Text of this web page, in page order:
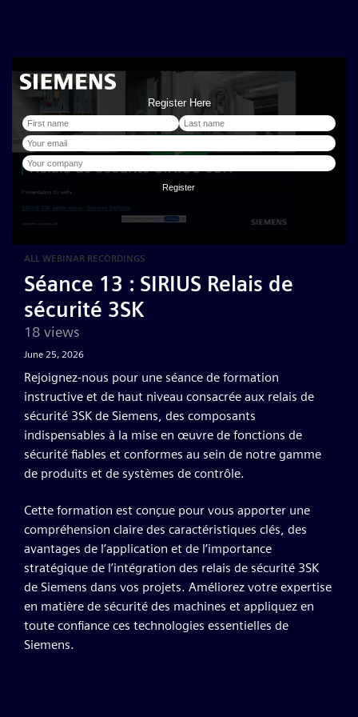
ALL WEBINAR RECORDINGS
Séance 13 : SIRIUS Relais de
sécurité 3SK
18 views
June 25, 2026
Rejoignez-nous pour une séance de formation
instructive et de haut niveau consacrée aux relais de
sécurité 3SK de Siemens, des composants
indispensables à la mise en œuvre de fonctions de
sécurité fiables et conformes au sein de notre gamme
de produits et de systèmes de contrôle.
Cette formation est conçue pour vous apporter une
compréhension claire des caractéristiques clés, des
avantages de l’application et de l’importance
stratégique de l’intégration des relais de sécurité 3SK
de Siemens dans vos projets. Améliorez votre expertise
en matière de sécurité des machines et appliquez en
toute confiance ces technologies essentielles de
Siemens.